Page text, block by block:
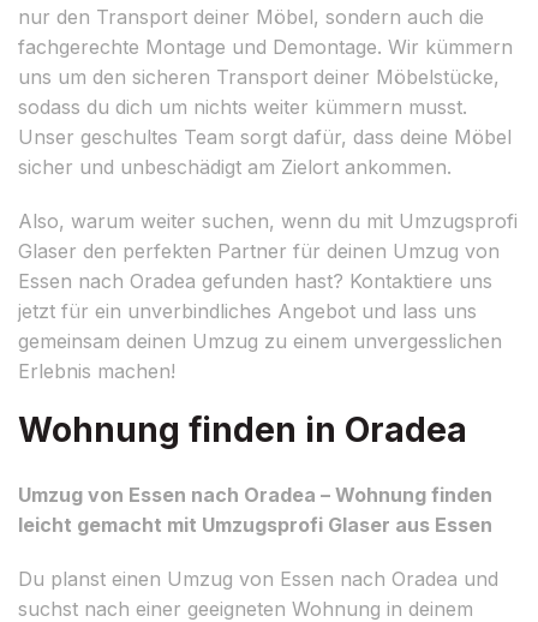
nur den Transport deiner Möbel, sondern auch die
fachgerechte Montage und Demontage. Wir kümmern
uns um den sicheren Transport deiner Möbelstücke,
sodass du dich um nichts weiter kümmern musst.
Unser geschultes Team sorgt dafür, dass deine Möbel
sicher und unbeschädigt am Zielort ankommen.
Also, warum weiter suchen, wenn du mit Umzugsprofi
Glaser den perfekten Partner für deinen Umzug von
Essen nach Oradea gefunden hast? Kontaktiere uns
jetzt für ein unverbindliches Angebot und lass uns
gemeinsam deinen Umzug zu einem unvergesslichen
Erlebnis machen!
Wohnung finden in Oradea
Umzug von Essen nach Oradea – Wohnung finden
leicht gemacht mit Umzugsprofi Glaser aus Essen
Du planst einen Umzug von Essen nach Oradea und
suchst nach einer geeigneten Wohnung in deinem